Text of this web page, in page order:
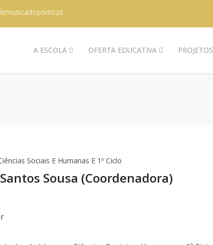
A ESCOLA OFERTA EDUCATIVA PROJETOS
Sociais E Humanas E 1º Ciclo
Sousa (Coordenadora)